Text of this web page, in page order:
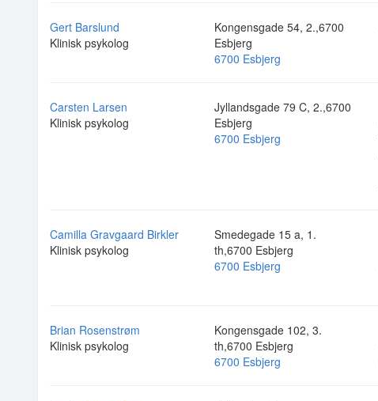
Gert Barslund
Klinisk psykolog
Kongensgade 54, 2.,6700
Esbjerg
6700 Esbjerg
Carsten Larsen
Klinisk psykolog
Jyllandsgade 79 C, 2.,6700
Esbjerg
6700 Esbjerg
Camilla Gravgaard Birkler
Klinisk psykolog
Smedegade 15 a, 1.
th,6700 Esbjerg
6700 Esbjerg
Brian Rosenstrøm
Klinisk psykolog
Kongensgade 102, 3.
th,6700 Esbjerg
6700 Esbjerg